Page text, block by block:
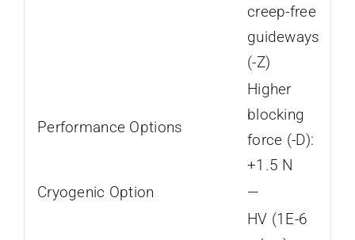
creep-free
guideways
(-Z)
Performance Options
Higher
blocking
force (-D):
+1.5 N
Cryogenic Option
—
HV (1E-6